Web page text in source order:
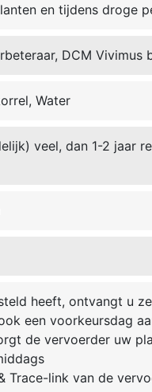
en tijdens droge
DCM Vivimus
Water
veel, dan 1-2 jaar
heeft, ontvangt u
een voorkeursdag
de vervoerder uw
Trace-link van de